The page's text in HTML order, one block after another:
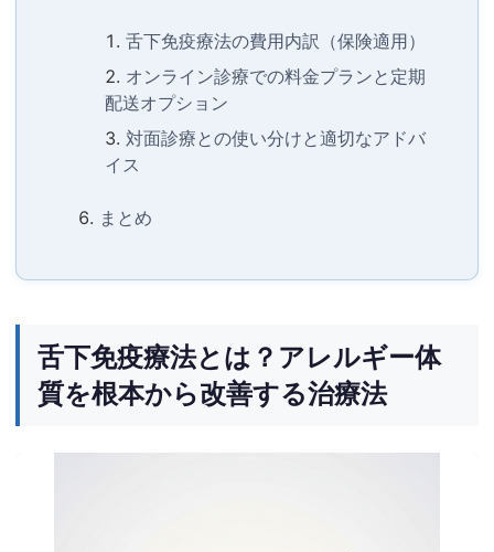
舌下免疫療法の費用内訳（保険適用）
オンライン診療での料金プランと定期
配送オプション
対面診療との使い分けと適切なアドバ
イス
まとめ
舌下免疫療法とは？アレルギー体
質を根本から改善する治療法